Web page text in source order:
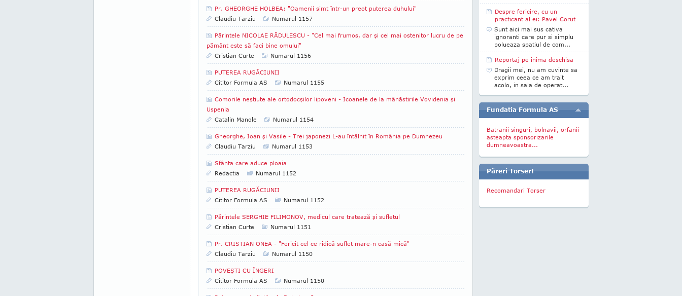
Pr. GHEORGHE HOLBEA: "Oamenii simt într-un preot puterea duhului"
Claudiu Tarziu
Numarul 1157
Părintele NICOLAE RĂDULESCU - "Cel mai frumos, dar şi cel mai ostenitor lucru de pe
pământ este să faci bine omului"
Cristian Curte
Numarul 1156
PUTEREA RUGĂCIUNII
Cititor Formula AS
Numarul 1155
Comorile neştiute ale ortodocşilor lipoveni - Icoanele de la mânăstirile Vovidenia şi
Uspenia
Catalin Manole
Numarul 1154
Gheorghe, Ioan şi Vasile - Trei japonezi L-au întâlnit în România pe Dumnezeu
Claudiu Tarziu
Numarul 1153
Sfânta care aduce ploaia
Redactia
Numarul 1152
PUTEREA RUGĂCIUNII
Cititor Formula AS
Numarul 1152
Părintele SERGHIE FILIMONOV, medicul care tratează şi sufletul
Cristian Curte
Numarul 1151
Pr. CRISTIAN ONEA - "Fericit cel ce ridică suflet mare-n casă mică"
Claudiu Tarziu
Numarul 1150
POVEŞTI CU ÎNGERI
Cititor Formula AS
Numarul 1150
Despre fericire, cu un
practicant al ei: Pavel Corut
Sunt aici mai sus cativa
ignoranti care pur si simplu
polueaza spatiul de com...
Reportaj pe inima deschisa
Dragii mei, nu am cuvinte sa
exprim ceea ce am trait
acolo, in sala de operat...
Fundatia Formula AS
Batranii singuri, bolnavii, orfanii
asteapta sponsorizarile
dumneavoastra...
Păreri Torser!
Recomandari Torser